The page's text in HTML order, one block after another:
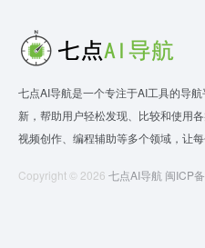
七点AI导航是一个专注于AI工具的导
新，帮助用户轻松发现、比较和使用
视频创作、编程辅助等多个领域，让
Copyright © 2026 七点AI导航 闽ICP